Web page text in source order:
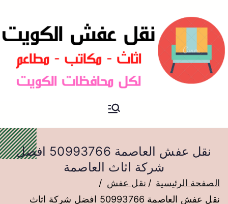
نقل عفش الكويت
نقل عفش العاصمة 50993766 افضل
شركة اثاث العاصمة
الصفحة الرئيسية
نقل عفش
نقل عفش العاصمة 50993766 افضل شركة اثاث